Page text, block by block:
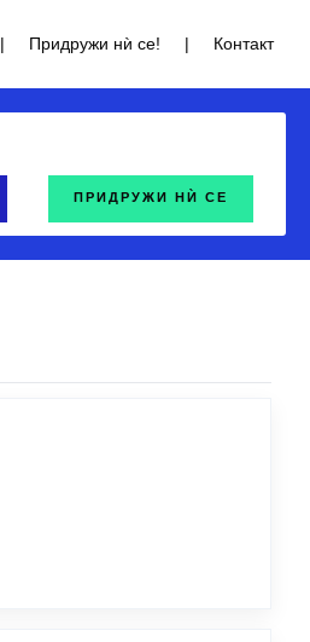
| Придружи нѝ се! | Контакт
ПРИДРУЖИ НЍ СЕ